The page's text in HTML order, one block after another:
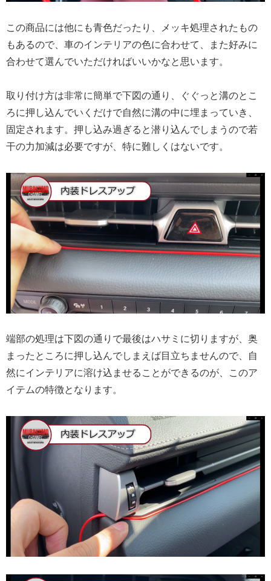
この商品には他にも青色だったり、メッキ処理されたもの
もあるので、車のインテリアの色に合わせて、また好みに
合わせて選んでいただければいいかなと思います。
取り付け方は非常に簡単で下図の通り、ぐぐっと溝のとこ
ろに押し込んでいくだけで自然に溝の中に埋まっていき、
固定されます。押し込み過ぎると潜り込んでしまうので若
干の力加減は必要ですが、特に難しくはないです。
端部の処理は下図の通りで最後はハサミに切りますが、奥
まったところに押し込んでしまえば目立ちませんので、自
然にインテリアに溶け込ませることができるのが、このア
イテムの特徴となります。